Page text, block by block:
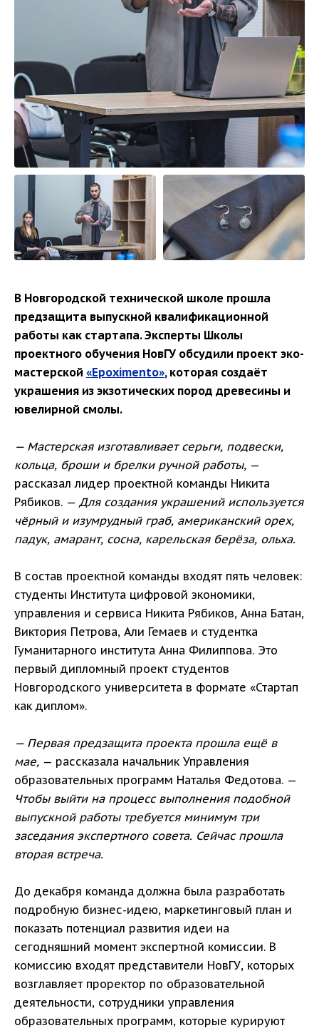
В Новгородской технической школе прошла
предзащита выпускной квалификационной
работы как стартапа. Эксперты Школы
проектного обучения НовГУ обсудили проект эко-
мастерской «Epoximento», которая создаёт
украшения из экзотических пород древесины и
ювелирной смолы.
— Мастерская изготавливает серьги, подвески,
кольца, броши и брелки ручной работы, —
рассказал лидер проектной команды Никита
Рябиков. — Для создания украшений используется
чёрный и изумрудный граб, американский орех,
падук, амарант, сосна, карельская берёза, ольха.
В состав проектной команды входят пять человек:
студенты Института цифровой экономики,
управления и сервиса Никита Рябиков, Анна Батан,
Виктория Петрова, Али Гемаев и студентка
Гуманитарного института Анна Филиппова. Это
первый дипломный проект студентов
Новгородского университета в формате «Стартап
как диплом».
— Первая предзащита проекта прошла ещё в
мае, — рассказала начальник Управления
образовательных программ Наталья Федотова. —
Чтобы выйти на процесс выполнения подобной
выпускной работы требуется минимум три
заседания экспертного совета. Сейчас прошла
вторая встреча.
До декабря команда должна была разработать
подробную бизнес-идею, маркетинговый план и
показать потенциал развития идеи на
сегодняшний момент экспертной комиссии. В
комиссию входят представители НовГУ, которых
возглавляет проректор по образовательной
деятельности, сотрудники управления
образовательных программ, которые курируют